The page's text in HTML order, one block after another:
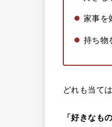
家事を
持ち物
どれも当て
「好きなも